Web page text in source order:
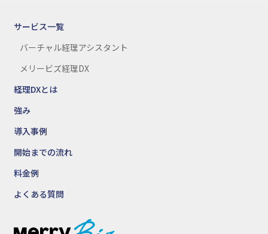
サービス一覧
バーチャル経理アシスタント
メリービズ経理DX
経理DXとは
強み
導入事例
開始までの流れ
料金例
よくある質問